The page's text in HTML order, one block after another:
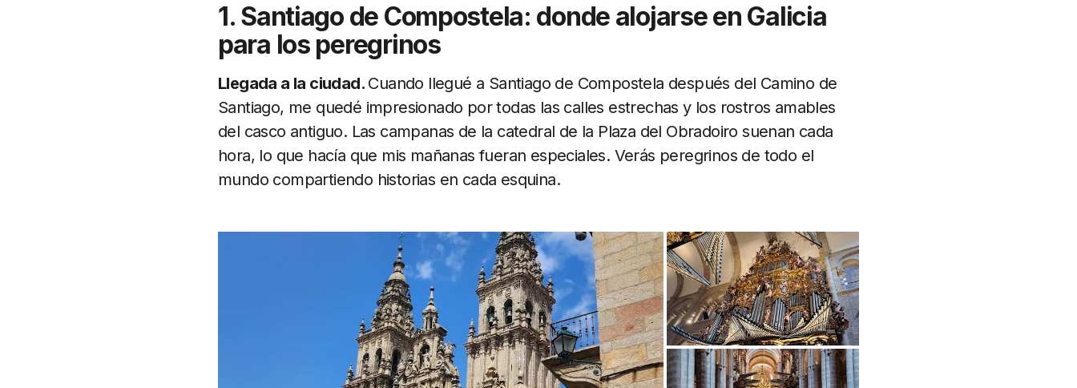
1. Santiago de Compostela: donde alojarse en Galicia
para los peregrinos
Llegada a la ciudad. Cuando llegué a Santiago de Compostela después del Camino de
Santiago, me quedé impresionado por todas las calles estrechas y los rostros amables
del casco antiguo. Las campanas de la catedral de la Plaza del Obradoiro suenan cada
hora, lo que hacía que mis mañanas fueran especiales. Verás peregrinos de todo el
mundo compartiendo historias en cada esquina.